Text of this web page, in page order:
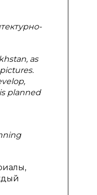
as
planned